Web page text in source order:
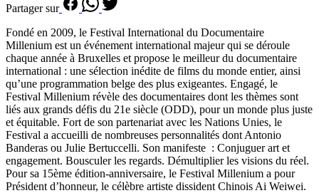
Partager sur
Fondé en 2009, le Festival International du Documentaire
Millenium est un événement international majeur qui se déroule
chaque année à Bruxelles et propose le meilleur du documentaire
international : une sélection inédite de films du monde entier, ainsi
qu’une programmation belge des plus exigeantes. Engagé, le
Festival Millenium révèle des documentaires dont les thèmes sont
liés aux grands défis du 21e siècle (ODD), pour un monde plus juste
et équitable. Fort de son partenariat avec les Nations Unies, le
Festival a accueilli de nombreuses personnalités dont Antonio
Banderas ou Julie Bertuccelli. Son manifeste : Conjuguer art et
engagement. Bousculer les regards. Démultiplier les visions du réel.
Pour sa 15ème édition-anniversaire, le Festival Millenium a pour
Président d’honneur, le célèbre artiste dissident Chinois Ai Weiwei.